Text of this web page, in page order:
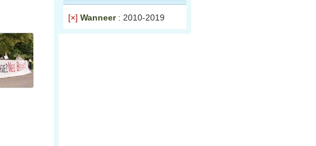
[×] Wanneer : 2010-2019